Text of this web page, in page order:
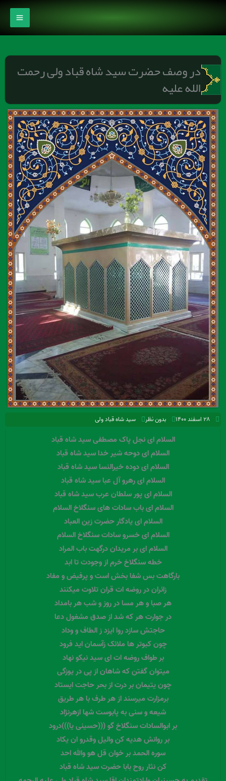
محتوا
در وصف حضرت سید شاه قباد ولی رحمت
الله علیه
۲۸ اسفند ۱۴۰۰ بدون نظر سید شاه قباد ولی
السلام ای نجل پاک مصطفی سید شاه قباد
السلام ای دوحه شیر خدا سید شاه قباد
السلام ای دوده خیرالنسا سید شاه قباد
السلام ای رهرو آل عبا سید شاه قباد
السلام ای پور سلطان عرب سید شاه قباد
السلام ای باب سادات های سنگلاخ السلام
السلام ای یادگار حضرت زین العباد
السلام ای خسرو سادات سنگلاخ السلام
السلام ای بر مریدان درگهت باب المراد
خطه سنگلاخ خرم از وجودت تا ابد
بارگاهت بس شفا بخش است و پرفیض و مفاد
زائران در روضه ات قران تلاوت میکنند
هر صبا و هر مسا در روز و شب هر بامداد
در جوارت هر که شد از صدق مشغول دعا
حاجتش سازد روا ایزد ز الطاف و وداد
چون کبوتر ها ملائک زآسمان اید فرود
بر طواف روضه ات ای سید نیکو نهاد
میتوان گفتن که شاهان از پی در یوزگی
چون یتیمان بر درت از بحر حاجت ایستاد
برمزارت میرسند از هر طرف با هر طریق
شیعه و سنی به پابوست شها ازهرنژاد
بر ابوالسادات سنگلاخ گو (((حسینی یا)))درود
بر روانش هدیه کن والیل وقدرو ان یکاد
سوره الحمد بر خوان قل هو والله احد
کن نثار روح بابا حضرت سید شاه قباد